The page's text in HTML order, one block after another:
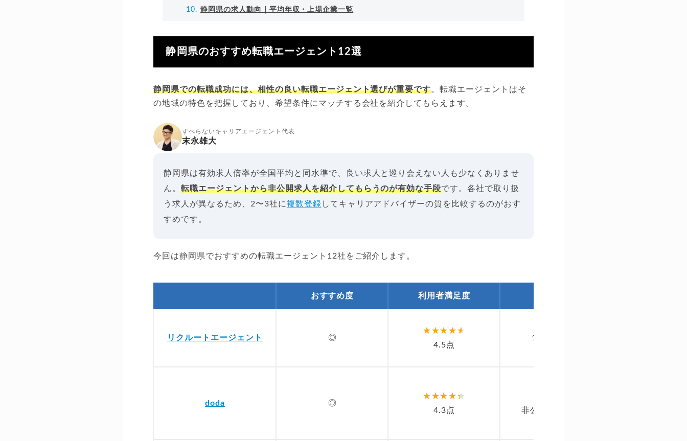
静岡県の求人動向｜平均年収・上場企業一覧
静岡県のおすすめ転職エージェント12選
静岡県での転職成功には、相性の良い転職エージェント選びが重要です。転職エージェントはそ
の地域の特色を把握しており、希望条件にマッチする会社を紹介してもらえます。
すべらないキャリアエージェント代表
末永雄大
静岡県は有効求人倍率が全国平均と同水準で、良い求人と巡り会えない人も少なくありませ
ん。転職エージェントから非公開求人を紹介してもらうのが有効な手段です。各社で取り扱
う求人が異なるため、2〜3社に複数登録 してキャリアアドバイザーの質を比較するのがおす
すめです。
今回は静岡県でおすすめの転職エージェント12社をご紹介します。
おすすめ度 利用者満足度
リクルートエージェント
◎
4.5点
1,020,000件
doda
◎
4.3点
非公開求人を含む